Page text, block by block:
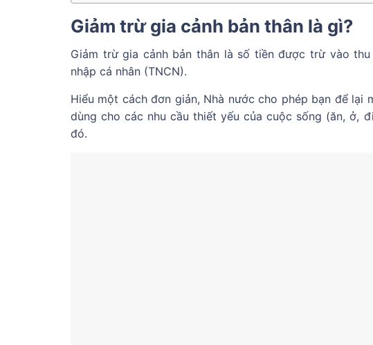
Giảm trừ gia cảnh bản thân là gì?
Giảm trừ gia cảnh bản thân là số tiền được trừ vào
nhập cá nhân (TNCN).
Hiểu một cách đơn giản, Nhà nước cho phép bạn để
dùng cho các nhu cầu thiết yếu của cuộc sống (ăn, ở,
đó.